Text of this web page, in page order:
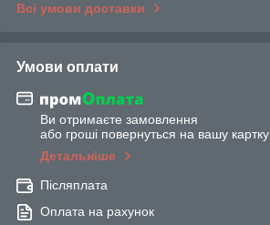
Всі умови доставки
Умови оплати
Ви отримаєте замовлення
або гроші повернуться на вашу картку
Детальніше
Післяплата
Оплата на рахунок